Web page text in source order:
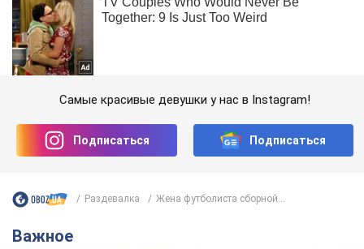
Самые красивые девушки у нас в Instagram!
Подписаться Подписаться
Раздевалка Жена футболиста сборной...
Важное